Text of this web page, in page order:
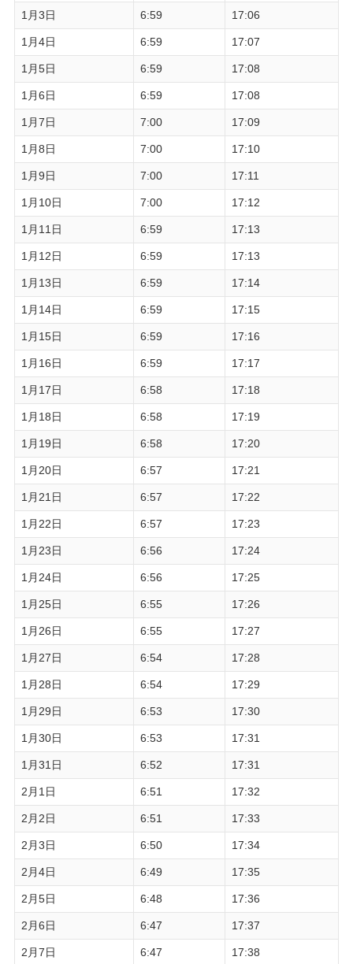
1月3日 6:59 17:06
1月4日 6:59 17:07
1月5日 6:59 17:08
1月6日 6:59 17:08
1月7日 7:00 17:09
1月8日 7:00 17:10
1月9日 7:00 17:11
1月10日 7:00 17:12
1月11日 6:59 17:13
1月12日 6:59 17:13
1月13日 6:59 17:14
1月14日 6:59 17:15
1月15日 6:59 17:16
1月16日 6:59 17:17
1月17日 6:58 17:18
1月18日 6:58 17:19
1月19日 6:58 17:20
1月20日 6:57 17:21
1月21日 6:57 17:22
1月22日 6:57 17:23
1月23日 6:56 17:24
1月24日 6:56 17:25
1月25日 6:55 17:26
1月26日 6:55 17:27
1月27日 6:54 17:28
1月28日 6:54 17:29
1月29日 6:53 17:30
1月30日 6:53 17:31
1月31日 6:52 17:31
2月1日 6:51 17:32
2月2日 6:51 17:33
2月3日 6:50 17:34
2月4日 6:49 17:35
2月5日 6:48 17:36
2月6日 6:47 17:37
2月7日 6:47 17:38